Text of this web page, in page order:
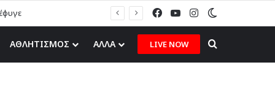
FacebookYouTubeInstagram
ΑΘΛΗΤΙΣΜΟΣ ΑΛΛΑ LIVE NOW Search for